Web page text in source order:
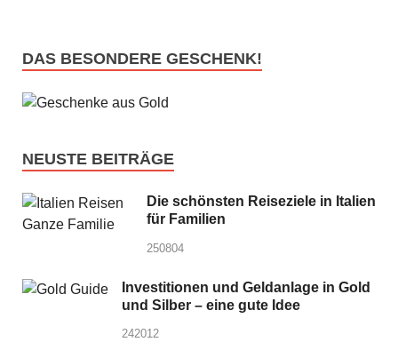
DAS BESONDERE GESCHENK!
NEUSTE BEITRÄGE
Die schönsten Reiseziele in Italien
für Familien
250804
Investitionen und Geldanlage in Gold
und Silber – eine gute Idee
242012